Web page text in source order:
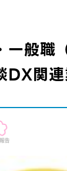
一般職
関連